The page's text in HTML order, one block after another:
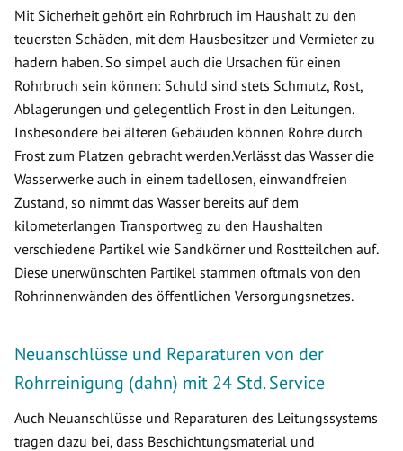
Mit Sicherheit gehört ein Rohrbruch im Haushalt zu den
teuersten Schäden, mit dem Hausbesitzer und Vermieter zu
hadern haben. So simpel auch die Ursachen für einen
Rohrbruch sein können: Schuld sind stets Schmutz, Rost,
Ablagerungen und gelegentlich Frost in den Leitungen.
Insbesondere bei älteren Gebäuden können Rohre durch
Frost zum Platzen gebracht werden.Verlässt das Wasser die
Wasserwerke auch in einem tadellosen, einwandfreien
Zustand, so nimmt das Wasser bereits auf dem
kilometerlangen Transportweg zu den Haushalten
verschiedene Partikel wie Sandkörner und Rostteilchen auf.
Diese unerwünschten Partikel stammen oftmals von den
Rohrinnenwänden des öffentlichen Versorgungsnetzes.
Neuanschlüsse und Reparaturen von der
Rohrreinigung (dahn) mit 24 Std. Service
Auch Neuanschlüsse und Reparaturen des Leitungssystems
tragen dazu bei, dass Beschichtungsmaterial und